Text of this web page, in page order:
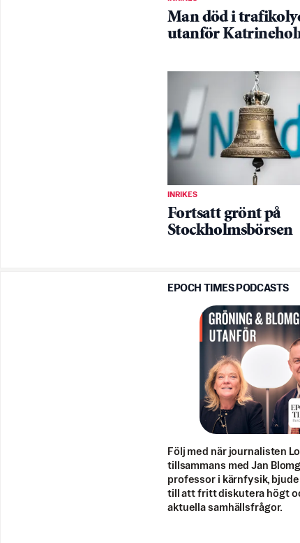
Man död i
utanför
INRIKES
Fortsatt grönt på
Stockholmsbörsen
EPOCH TIMES PODCASTS
Följ med när journalisten
tillsammans med Jan
professor i kärnfysik,
till att fritt diskutera högt
aktuella samhällsfrågor.